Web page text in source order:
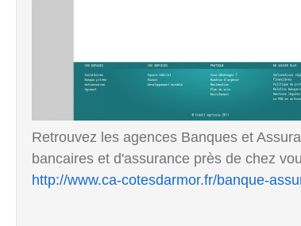
Retrouvez les agences Banques et
bancaires et d'assurance près de chez
http://www.ca-cotesdarmor.fr/banque-